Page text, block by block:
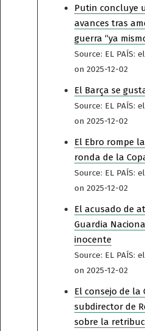
Putin concluye
avances tras
guerra “ya
Source: EL PAÍS:
on 2025-12-02
El Barça se
Source: EL PAÍS:
on 2025-12-02
El Ebro rompe
ronda de la
Source: EL PAÍS:
on 2025-12-02
El acusado de
Guardia
inocente
Source: EL PAÍS:
on 2025-12-02
El consejo de la
subdirector de
sobre la